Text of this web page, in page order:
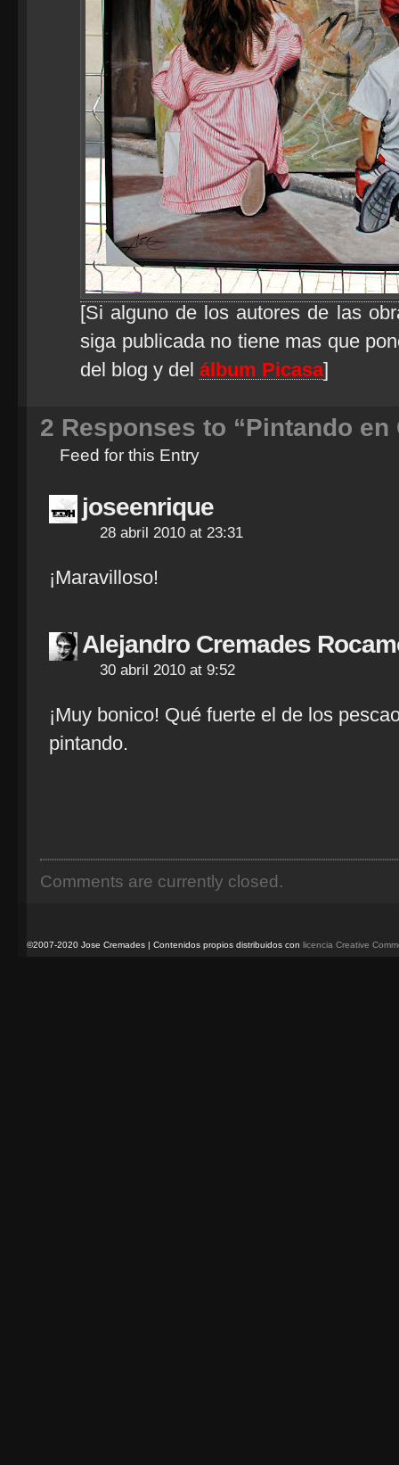
[Si alguno de los autores de las
siga publicada no tiene mas que
del blog y del álbum Picasa]
2 Responses to “Pintando en
Feed for this Entry
joseenrique
28 abril 2010 at 23:31
¡Maravilloso!
Alejandro Cremades
30 abril 2010 at 9:52
¡Muy bonico! Qué fuerte el de los
pintando.
Comments are currently closed.
©2007-2020 Jose Cremades | Contenidos propios distribuidos con licencia Creative